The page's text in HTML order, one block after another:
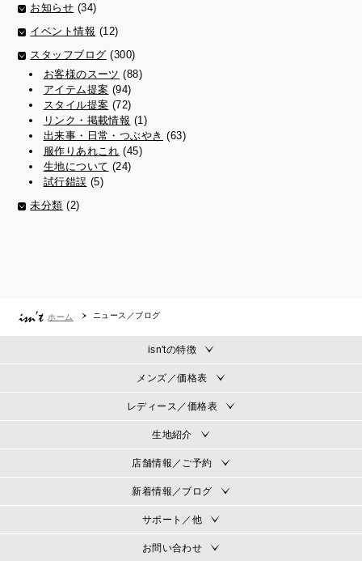
お知らせ (34)
イベント情報 (12)
スタッフブログ (300)
お客様のスーツ (88)
アイテム提案 (94)
スタイル提案 (72)
リンク・掲載情報 (1)
出来事・日常・つぶやき (63)
服作りあれこれ (45)
生地について (24)
試行錯誤 (5)
未分類 (2)
ホーム ニュース／ブログ
isn'tの特徴
メンズ／価格表
レディース／価格表
生地紹介
店舗情報／ご予約
新着情報／ブログ
サポート／他
お問い合わせ